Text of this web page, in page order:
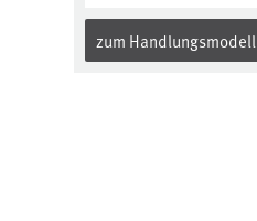
zum Handlungsmodell